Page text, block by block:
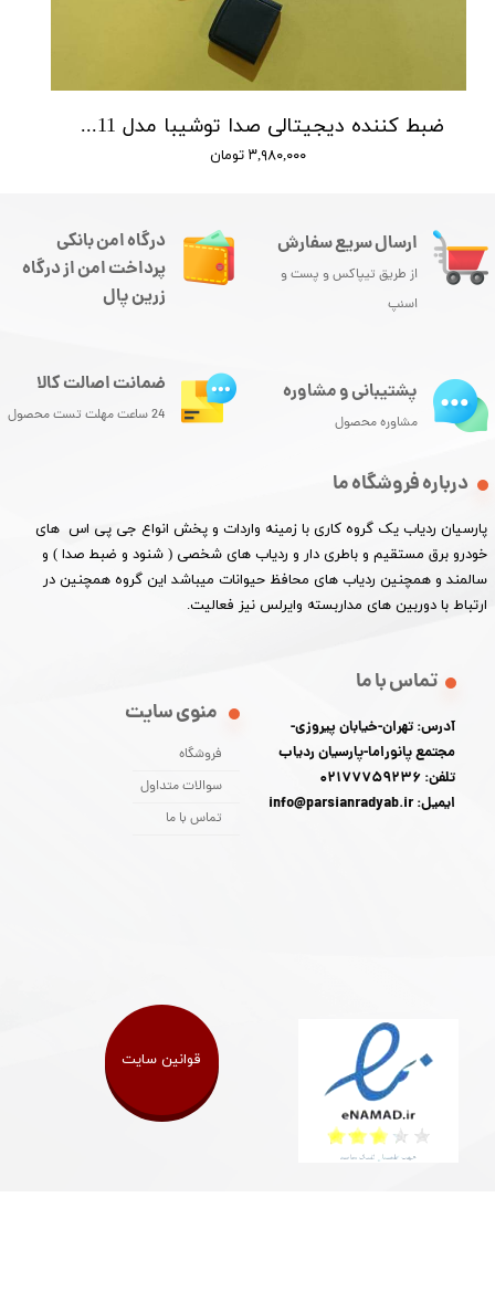
ضبط کننده دیجیتالی صدا توشیبا مدل Toshiba TS-3111 - حافظه 4 گیگ - شنود صدا
۳,۹۸۰,۰۰۰ تومان
ارسال سریع سفارش
از طریق تیپاکس و پست و
اسنپ
درباره فروشگاه ما
پارسیان ردیاب یک گروه کاری با زمینه واردات و پخش انواع جی پی اس های
خودرو برق مستقیم و باطری دار و ردیاب های شخصی ( شنود و ضبط صدا ) و
سالمند و همچنین ردیاب های محافظ حیوانات میباشد این گروه همچنین در
ارتباط با دوربین های مداربسته وایرلس نیز فعالیت.​​​​​​​
منوی سایت
فروشگاه
سوالات متداول
تماس با ما
تماس با ما
آدرس: تهران-خیابان پیروزی-
مجتمع پانوراما-پارسیان ردیاب
تلفن: 02177759236
ایمیل: info@parsianradyab.ir
درگاه امن بانکی
پرداخت امن از درگاه
زرین پال
پشتیبانی و مشاوره
مشاوره محصول
ضمانت اصالت کالا
24 ساعت مهلت تست محصول
قوانین سایت